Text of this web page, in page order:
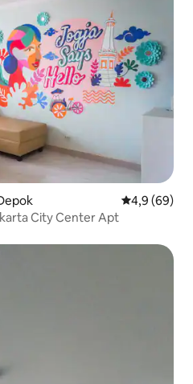
4,9 de uma
4,9 (69)
City Center Apt